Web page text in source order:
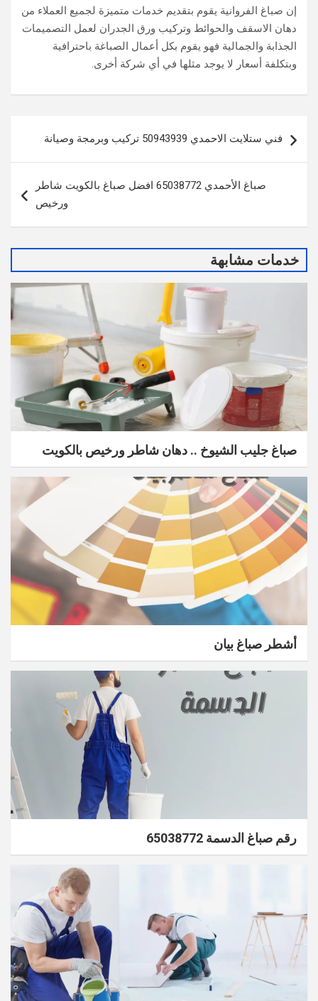
إن صباغ الفروانية يقوم بتقديم خدمات متميزة لجميع العملاء من
دهان الاسقف والحوائط وتركيب ورق الجدران لعمل التصميمات
الجذابة والجمالية فهو يقوم بكل أعمال الصباغة باحترافية
وبتكلفة أسعار لا يوجد مثلها في أي شركة أخرى.
المقالات
فني ستلايت الاحمدي 50943939 تركيب وبرمجة وصيانة
صباغ الأحمدي 65038772 افضل صباغ بالكويت شاطر
ورخيص
خدمات مشابهة
صباغ جليب الشيوخ .. دهان شاطر ورخيص بالكويت
أشطر صباغ بيان
رقم صباغ الدسمة 65038772